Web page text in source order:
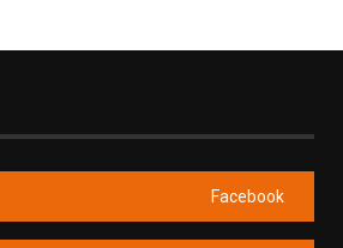
Facebook